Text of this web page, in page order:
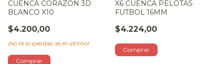
CUENCA CORAZON 3D
BLANCO X10
$4.200,00
¡No te lo pierdas, es el último!
X6 CUENCA PELOTAS
FUTBOL 16MM
$4.224,00